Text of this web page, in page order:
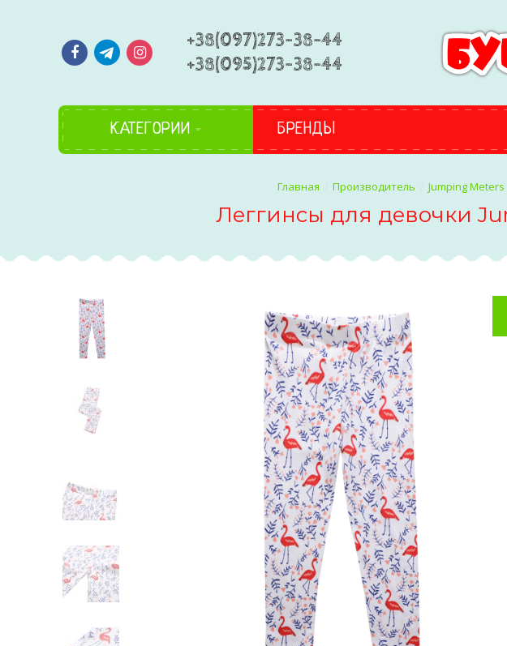
+38(097)273-38-44
+38(095)273-38-44
КАТЕГОРИИ БРЕНДЫ
Производитель Jumping Meters
Леггинсы для девочки